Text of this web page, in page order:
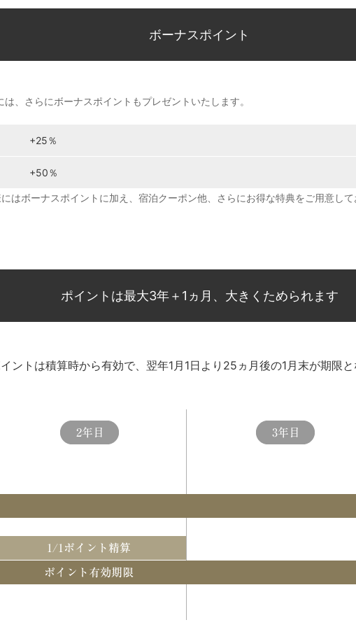
ボーナスポイント
、さらにボーナスポイントもプレゼントいたします。
+25％
+50％
はボーナスポイントに加え、宿泊クーポン他、さらにお得な特典をご用意して
ポイントは最大3年＋1ヵ月、大きくためられます
ントは積算時から有効で、翌年1月1日より25ヵ月後の1月末が期限と